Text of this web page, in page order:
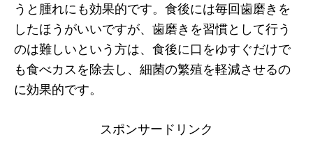
うと腫れにも効果的です。食後には毎回歯磨きを
したほうがいいですが、歯磨きを習慣として行う
のは難しいという方は、食後に口をゆすぐだけで
も食べカスを除去し、細菌の繁殖を軽減させるの
に効果的です。
スポンサードリンク